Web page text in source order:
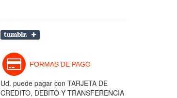
FORMAS DE PAGO
Ud. puede pagar con TARJETA DE
CREDITO, DEBITO Y TRANSFERENCIA